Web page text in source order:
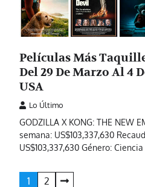
Películas Más
Del 29 De Marzo Al 4
USA
Lo Último
GODZILLA X KONG: THE NEW
semana: US$103,337,630
US$103,337,630 Género:
Paginación
1 2